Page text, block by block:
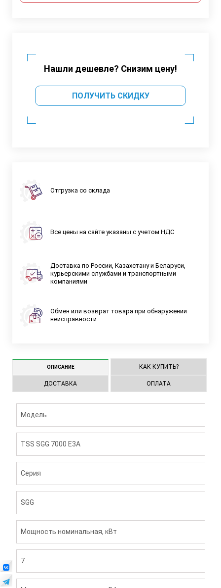
Нашли дешевле? Снизим цену!
ПОЛУЧИТЬ СКИДКУ
Отгрузка со склада
Все цены на сайте указаны с учетом НДС
Доставка по России, Казахстану и Беларуси,
курьерскими службами и транспортными
компаниями
Обмен или возврат товара при обнаружении
неисправности
ОПИСАНИЕ КАК КУПИТЬ?
ДОСТАВКА ОПЛАТА
Модель
TSS SGG 7000 E3А
Серия
SGG
Мощность номинальная, кВт
7